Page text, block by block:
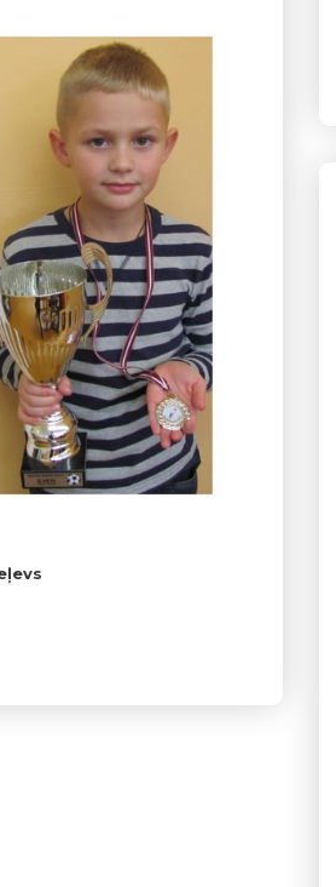
Cepeļevs